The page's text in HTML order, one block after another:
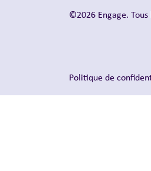
©2026 Engage.
Politique de